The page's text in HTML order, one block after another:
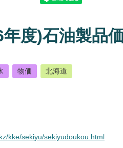
度)石油製品
物価 北海道
kke/sekiyu/sekiyudoukou.html